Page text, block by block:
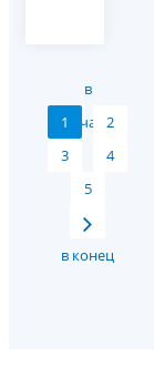
в
начало
1
2
3
4
5
в конец